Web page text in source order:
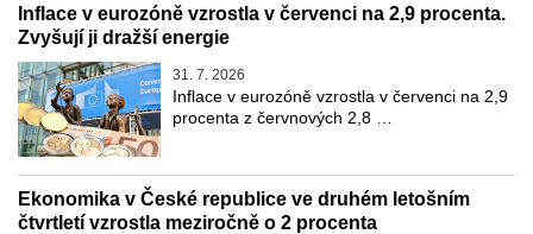
Inflace v eurozóně vzrostla v červenci na 2,9 procenta.
Zvyšují ji dražší energie
31. 7. 2026
Inflace v eurozóně vzrostla v červenci na 2,9
procenta z červnových 2,8 …
Ekonomika v České republice ve druhém letošním
čtvrtletí vzrostla meziročně o 2 procenta